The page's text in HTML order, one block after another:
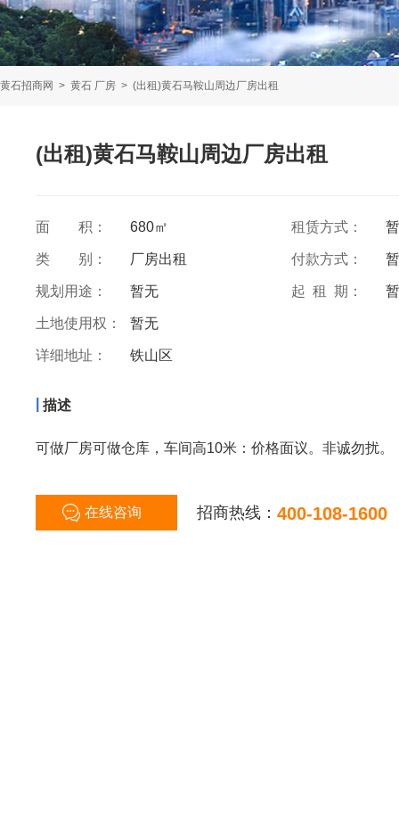
黄石招商网 > 黄石 厂房 > (出租)黄石马鞍山周边厂房出租
(出租)黄石马鞍山周边厂房出租
面 积： 680㎡ 租赁方式：
类 别： 厂房出租 付款方式：
规划用途： 暂无 起 租 期：
土地使用权： 暂无
详细地址： 铁山区
描述
可做厂房可做仓库，车间高10米：价格面议。非诚勿扰。
在线咨询 招商热线： 400-108-1600